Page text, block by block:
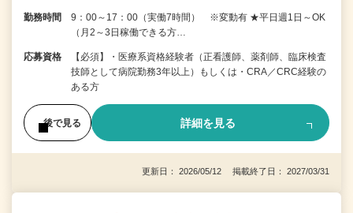
勤務時間
9：00～17：00（実働7時間） ※変動有 ★平日週1日～OK
（月2～3日稼働できる方…
応募資格
【必須】・医療系資格経験者（正看護師、薬剤師、臨床検査
技師として病院勤務3年以上）もしくは・CRA／CRC経験の
ある方
後で見る 詳細を見る
更新日： 2026/05/12 掲載終了日： 2027/03/31